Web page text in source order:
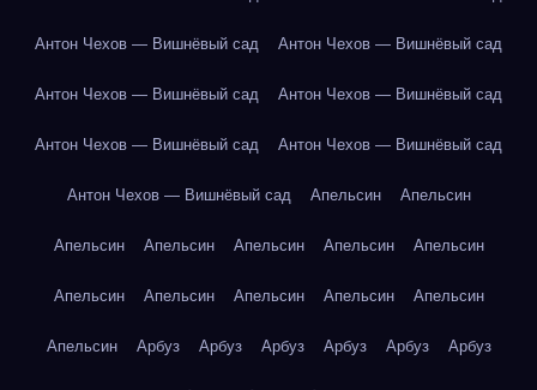
Антон Чехов — Вишнёвый сад Антон Чехов — Вишнёвый сад
Антон Чехов — Вишнёвый сад Антон Чехов — Вишнёвый сад
Антон Чехов — Вишнёвый сад Антон Чехов — Вишнёвый сад
Антон Чехов — Вишнёвый сад Апельсин Апельсин
Апельсин Апельсин Апельсин Апельсин Апельсин
Апельсин Апельсин Апельсин Апельсин Апельсин
Апельсин Арбуз Арбуз Арбуз Арбуз Арбуз Арбуз